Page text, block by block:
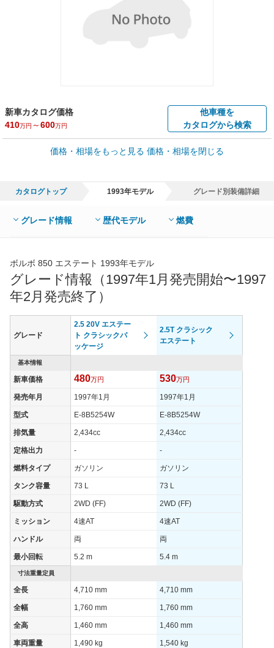
新車カタログ価格
410万円 ～600万円
他車種を
カタログから検索
車買取価格 *
車買取相場
価格・相場をもっと見る 価格・相場を閉じる
カタログトップ 1993年モデル グレード別装備詳細
グレード情報 歴代モデル 燃費
ボルボ 850 エステート 1993年モデル
グレード情報（1997年1月発売開始〜1997
年2月発売終了）
グレード
2.5 20V エステー
ト クラシックパ
ッケージ
2.5T クラシック
エステート
基本情報
新車価格 480万円 530万円
発売年月 1997年1月 1997年1月
型式 E-8B5254W E-8B5254W
排気量 2,434cc 2,434cc
定格出力 - -
燃料タイプ ガソリン ガソリン
タンク容量 73 L 73 L
駆動方式 2WD (FF) 2WD (FF)
ミッション 4速AT 4速AT
ハンドル 両 両
最小回転 5.2 m 5.4 m
寸法重量定員
全長 4,710 mm 4,710 mm
全幅 1,760 mm 1,760 mm
全高 1,460 mm 1,460 mm
車両重量 1,490 kg 1,540 kg